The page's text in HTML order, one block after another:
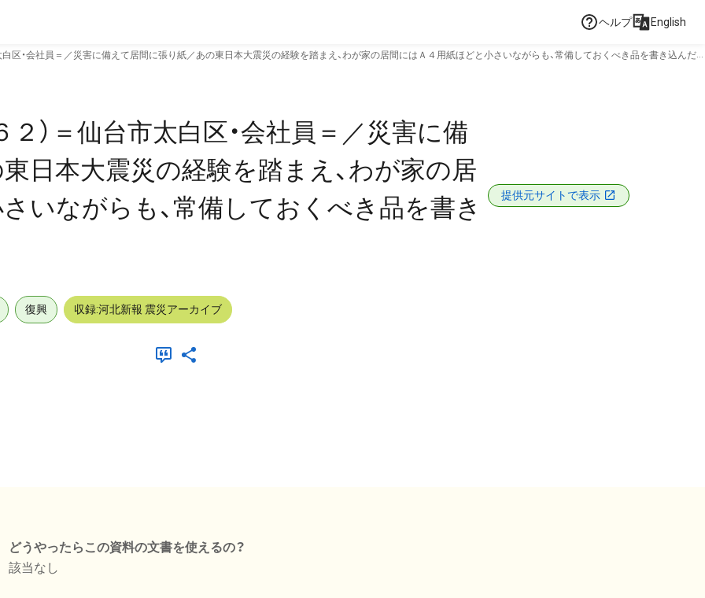
ヘルプ English
区・会社員＝／災害に備えて居間に張り紙／あの東日本大震災の経験を踏まえ、わが家の居間にはＡ４用紙ほどと小さいながらも、常備しておくべき品を書き込んだ
）＝仙台市太白区・会社員＝／災害に備
日本大震災の経験を踏まえ、わが家の居
いながらも、常備しておくべき品を書き
提供元サイトで表示
復興 収録:河北新報 震災アーカイブ
どうやったらこの資料の文書を使えるの？
該当なし